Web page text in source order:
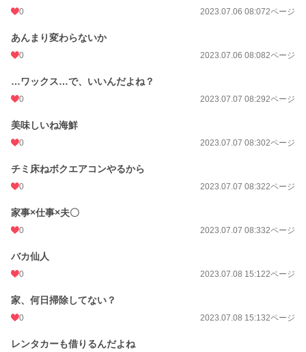
0 2023.07.06 08:072ページ
あんまり変わらないか
0 2023.07.06 08:082ページ
…ワックス…で、いいんだよね？
0 2023.07.07 08:292ページ
美味しいね海鮮
0 2023.07.07 08:302ページ
チミ床ねボクエアコンやるから
0 2023.07.07 08:322ページ
家事×仕事×夫〇
0 2023.07.07 08:332ページ
バカ仙人
0 2023.07.08 15:122ページ
家、何日掃除してない？
0 2023.07.08 15:132ページ
レンタカーも借りるんだよね